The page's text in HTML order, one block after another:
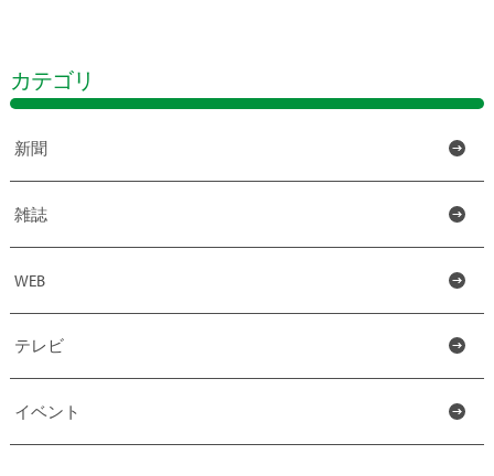
カテゴリ
新聞
雑誌
WEB
テレビ
イベント